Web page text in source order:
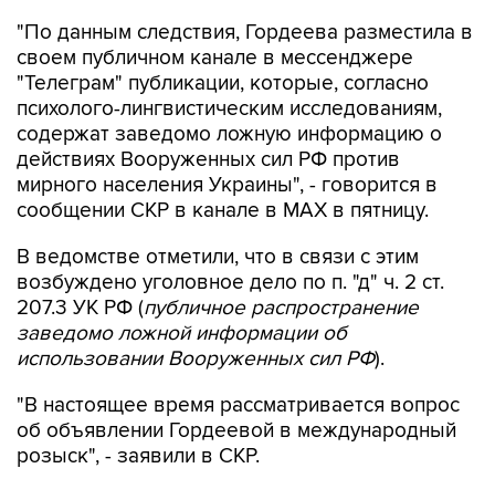
"По данным следствия, Гордеева разместила в
своем публичном канале в мессенджере
"Телеграм" публикации, которые, согласно
психолого-лингвистическим исследованиям,
содержат заведомо ложную информацию о
действиях Вооруженных сил РФ против
мирного населения Украины", - говорится в
сообщении СКР в канале в MAX в пятницу.
В ведомстве отметили, что в связи с этим
возбуждено уголовное дело по п. "д" ч. 2 ст.
207.3 УК РФ (публичное распространение
заведомо ложной информации об
использовании Вооруженных сил РФ).
"В настоящее время рассматривается вопрос
об объявлении Гордеевой в международный
розыск", - заявили в СКР.